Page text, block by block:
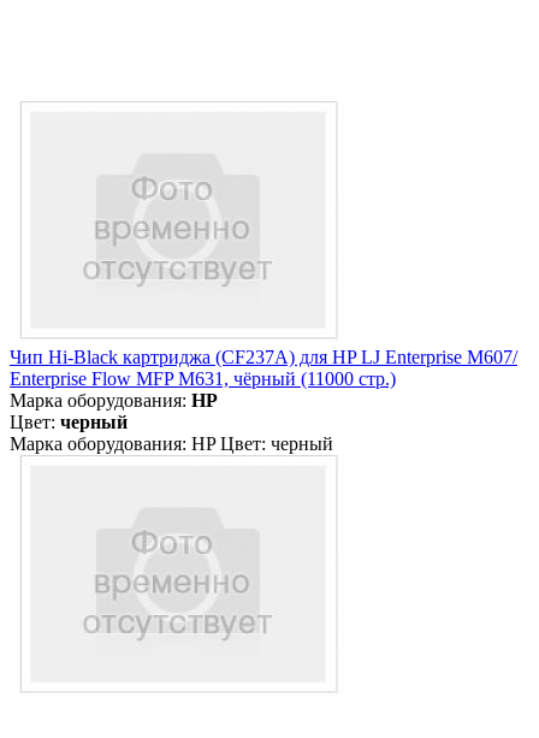
Чип Hi-Black картриджа (CF237A) для HP LJ Enterprise M607/
Enterprise Flow MFP M631, чёрный (11000 стр.)
Марка оборудования: HP
Цвет: черный
Марка оборудования: HP Цвет: черный